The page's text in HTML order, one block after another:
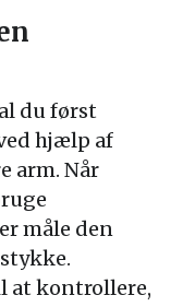
du først
hjælp af
arm. Når
måle den
at kontrollere,